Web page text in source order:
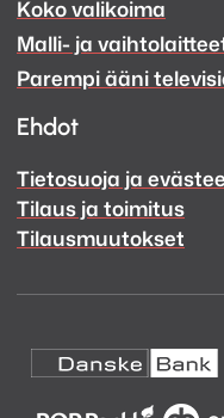
Ääni
Facebook
Ääni
Instagram
Koko valikoima
Malli- ja
Parempi ääni
Ehdot
Tietosuoja ja
Tilaus ja toimitus
Tilausmuutokset